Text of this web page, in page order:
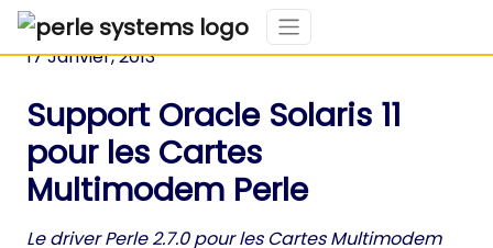
17 Janvier, 2013
Support Oracle Solaris 11
pour les Cartes
Multimodem Perle
Le driver Perle 2.7.0 pour les Cartes Multimodem